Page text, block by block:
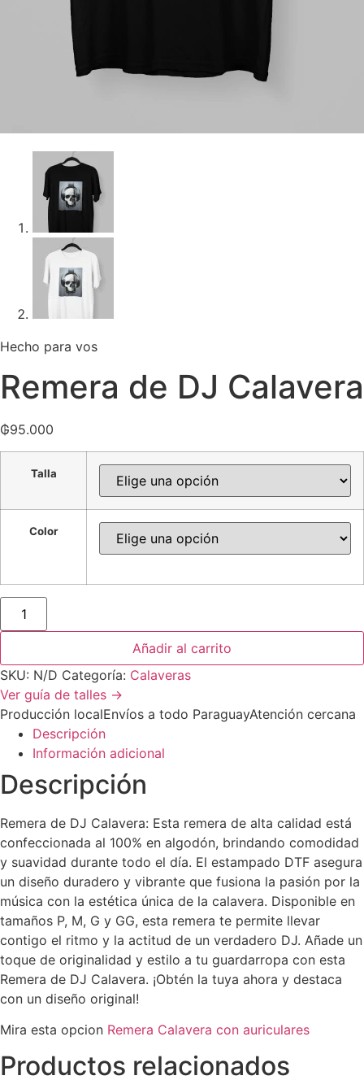
Hecho para vos
Remera de DJ Calavera
₲95.000
Talla
Color
Añadir al carrito
SKU: N/D Categoría: Calaveras
Ver guía de talles →
Producción localEnvíos a todo ParaguayAtención cercana
Descripción
Información adicional
Descripción
Remera de DJ Calavera: Esta remera de alta calidad está
confeccionada al 100% en algodón, brindando comodidad
y suavidad durante todo el día. El estampado DTF asegura
un diseño duradero y vibrante que fusiona la pasión por la
música con la estética única de la calavera. Disponible en
tamaños P, M, G y GG, esta remera te permite llevar
contigo el ritmo y la actitud de un verdadero DJ. Añade un
toque de originalidad y estilo a tu guardarropa con esta
Remera de DJ Calavera. ¡Obtén la tuya ahora y destaca
con un diseño original!
Mira esta opcion Remera Calavera con auriculares
Productos relacionados